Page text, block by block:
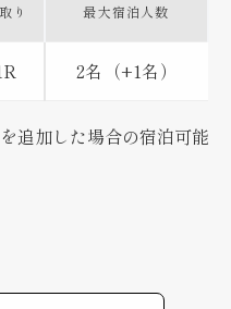
り 最大宿泊人数
2名（+1名）
追加した場合の宿泊可能